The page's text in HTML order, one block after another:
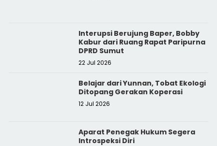
Interupsi Berujung Baper, Bobby
Kabur dari Ruang Rapat Paripurna
DPRD Sumut
22 Jul 2026
Belajar dari Yunnan, Tobat Ekologi
Ditopang Gerakan Koperasi
12 Jul 2026
Aparat Penegak Hukum Segera
Introspeksi Diri